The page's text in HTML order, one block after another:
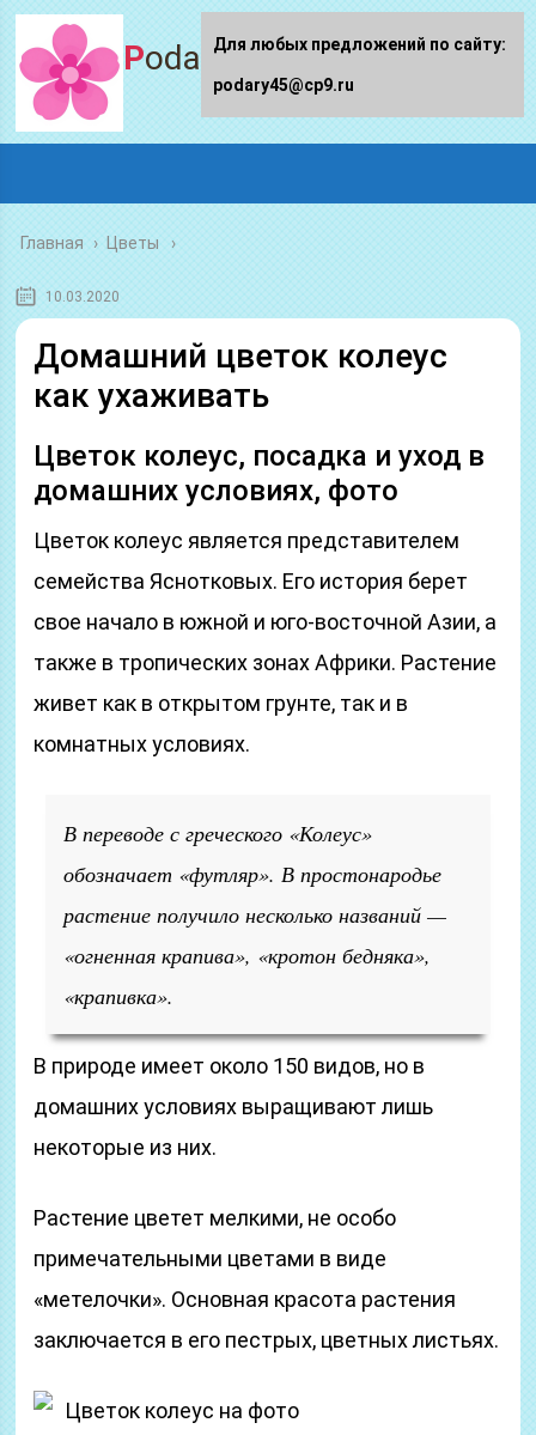
Podary45.ru
Главная › Цветы
10.03.2020
Домашний цветок колеус
как ухаживать
Цветок колеус, посадка и уход в
домашних условиях, фото
Цветок колеус является представителем
семейства Яснотковых. Его история берет
свое начало в южной и юго-восточной Азии, а
также в тропических зонах Африки. Растение
живет как в открытом грунте, так и в
комнатных условиях.
В переводе с греческого «Колеус»
обозначает «футляр». В простонародье
растение получило несколько названий —
«огненная крапива», «кротон бедняка»,
«крапивка».
В природе имеет около 150 видов, но в
домашних условиях выращивают лишь
некоторые из них.
Растение цветет мелкими, не особо
примечательными цветами в виде
«метелочки». Основная красота растения
заключается в его пестрых, цветных листьях.
Цветок колеус на фото
Для любых предложений по сайту:
podary45@cp9.ru